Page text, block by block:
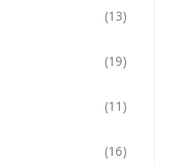
(13)
(19)
(11)
(16)